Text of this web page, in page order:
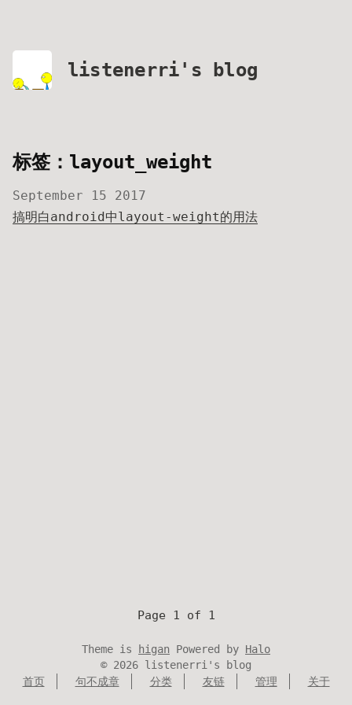
listenerri's blog
标签：layout_weight
September 15 2017
搞明白android中layout-weight的用法
Page 1 of 1
Theme is higan Powered by Halo
© 2026 listenerri's blog
首页
句不成章 分类 友链 管理 关于